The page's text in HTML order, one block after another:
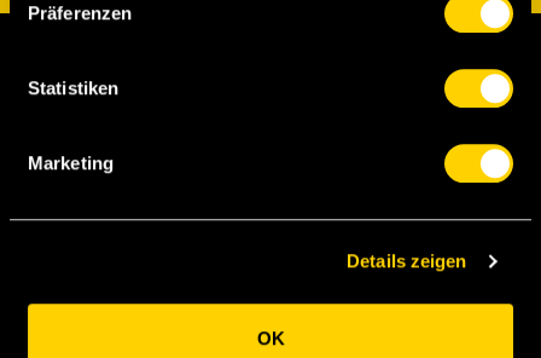
Präferenzen
Statistiken
Marketing
Details zeigen
OK
BSC Young Boys AG